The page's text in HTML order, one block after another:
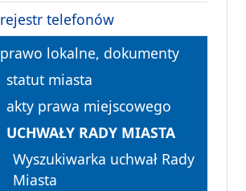
rejestr telefonów
prawo lokalne, dokumenty
statut miasta
akty prawa miejscowego
UCHWAŁY RADY MIASTA
Wyszukiwarka uchwał Rady
Miasta